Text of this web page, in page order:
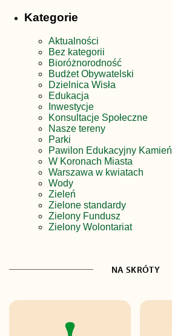
Kategorie
Aktualności
Bez kategorii
Bioróżnorodność
Budżet Obywatelski
Dzielnica Wisła
Edukacja
Inwestycje
Konsultacje Społeczne
Nasze tereny
Parki
Pawilon Edukacyjny Kamień
W Koronach Miasta
Warszawa w kwiatach
Wody
Zieleń
Zielone standardy
Zielony Fundusz
Zielony Wolontariat
NA SKRÓTY